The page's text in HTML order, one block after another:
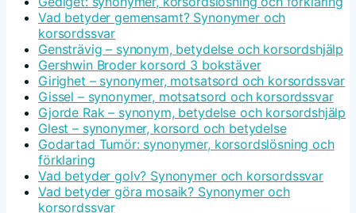
Vad betyder gemensamt? Synonymer och
korsordssvar
Gensträvig – synonym, betydelse och korsordshjälp
Gershwin Broder korsord 3 bokstäver
Girighet – synonymer, motsatsord och korsordssvar
Gissel – synonymer, motsatsord och korsordssvar
Gjorde Rak – synonym, betydelse och korsordshjälp
Glest – synonymer, korsord och betydelse
Godartad Tumör: synonymer, korsordslösning och
förklaring
Vad betyder golv? Synonymer och korsordssvar
Vad betyder göra mosaik? Synonymer och
korsordssvar